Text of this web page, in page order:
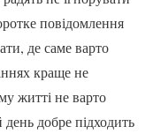
повідомлення
де саме варто
краще не
житті не варто
добре підходить